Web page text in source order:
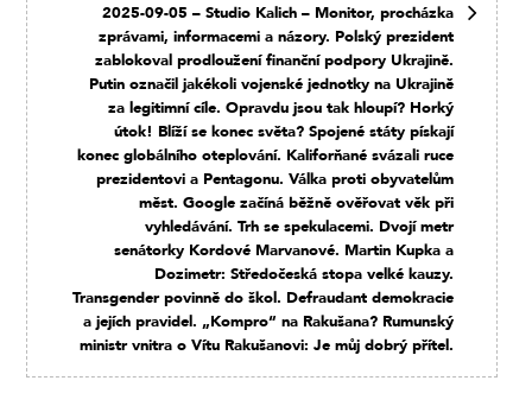
2025-09-05 – Studio Kalich – Monitor, procházka
zprávami, informacemi a názory. Polský prezident
zablokoval prodloužení finanční podpory Ukrajině.
Putin označil jakékoli vojenské jednotky na Ukrajině
za legitimní cíle. Opravdu jsou tak hloupí? Horký
útok! Blíží se konec světa? Spojené státy pískají
konec globálního oteplování. Kaliforňané svázali ruce
prezidentovi a Pentagonu. Válka proti obyvatelům
měst. Google začíná běžně ověřovat věk při
vyhledávání. Trh se spekulacemi. Dvojí metr
senátorky Kordové Marvanové. Martin Kupka a
Dozimetr: Středočeská stopa velké kauzy.
Transgender povinně do škol. Defraudant demokracie
a jejích pravidel. „Kompro“ na Rakušana? Rumunský
ministr vnitra o Vítu Rakušanovi: Je můj dobrý přítel.